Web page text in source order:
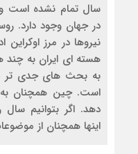
سال تمام نشده است و
در جهان وجود دارد.
نیروها در مرز
هسته ای ایران به
به بحث های جدی تر
است. چین همچنان به
دهد. اگر بتوانیم
اینها همچنان از